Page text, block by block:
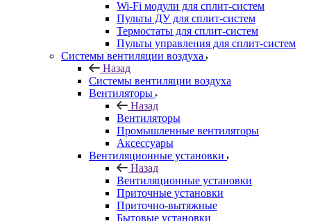
Wi-Fi модули для сплит-систем
Пульты ДУ для сплит-систем
Термостаты для сплит-систем
Пульты управления для сплит-систем
Системы вентиляции воздуха
Назад
Системы вентиляции воздуха
Вентиляторы
Назад
Вентиляторы
Промышленные вентиляторы
Аксессуары
Вентиляционные установки
Назад
Вентиляционные установки
Приточные установки
Приточно-вытяжные
Бытовые установки